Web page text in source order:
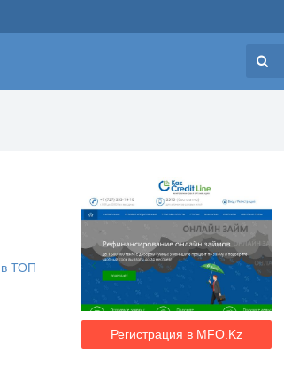
Регистрация в MFO.Kz
в ТОП